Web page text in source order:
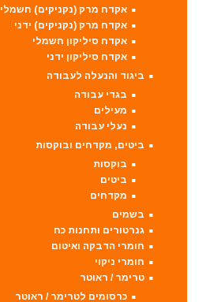
אקדח מרק (נקניקים) חשמלי
אקדח מרק (נקניקים) ידני
אקדח סיליקון חשמלי
אקדח סיליקון ידני
ביגוד והנעלה לעבודה
בגדי עבודה
מעילים
נעלי עבודה
ביטים, מקדחים ובוקסות
בוקסות
ביטים
מקדחים
בשמים
גנרטורים ותחנות כח
חומרי הדבקה ואיטום
חומרי ניקוי
טרימר / ראוטר
כרסומים לטרימר / ראוטר